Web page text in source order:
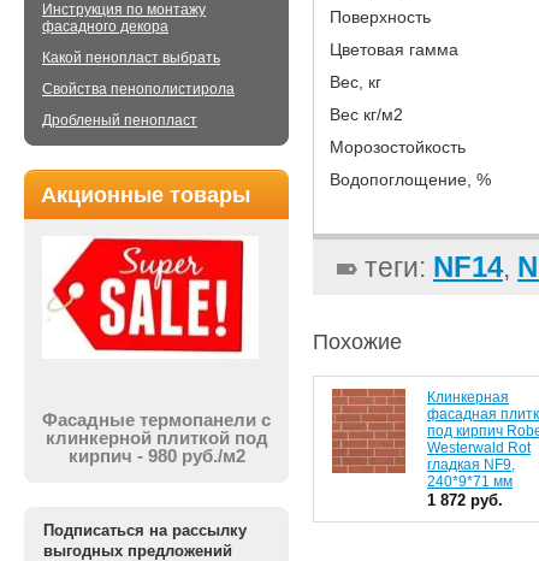
Инструкция по монтажу
фасадного декора
Какой пенопласт выбрать
Свойства пенополистирола
Дробленый пенопласт
Акционные товары
Фасадные термопанели с
клинкерной плиткой под
кирпич - 980 руб./м2
Подписаться на рассылку
выгодных предложений
Поверхность
Цветовая гамма
Вес, кг
Вес кг/м2
Морозостойкость
Водопоглощение, %
теги: NF14,
Похожие
Клинкерная
фасадная
под кирпич
Westerwald Rot
гладкая NF9,
240*9*71 мм
1 872 руб.